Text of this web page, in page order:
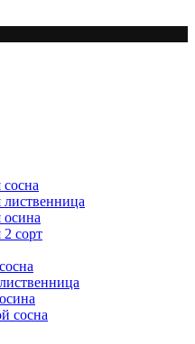
сосна
лиственница
осина
2 сорт
сосна